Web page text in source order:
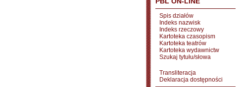
Spis działów
Indeks nazwisk
Indeks rzeczowy
Kartoteka czasopism
Kartoteka teatrów
Kartoteka wydawnictw
Szukaj tytułu/słowa
Transliteracja
Deklaracja dostępności